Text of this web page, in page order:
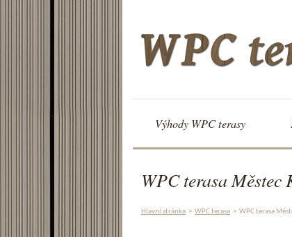
Výhody WPC terasy
WPC terasa Městec
Hlavní stránka > WPC terasa > WPC terasa